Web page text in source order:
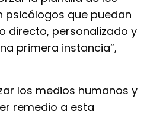
psicólogos que puedan
directo, personalizado y
primera instancia”,
los medios humanos y
remedio a esta